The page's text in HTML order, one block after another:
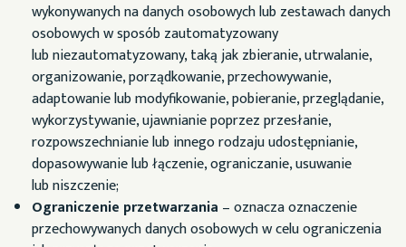
wykonywanych na danych osobowych lub zestawach danych
osobowych w sposób zautomatyzowany
lub niezautomatyzowany, taką jak zbieranie, utrwalanie,
organizowanie, porządkowanie, przechowywanie,
adaptowanie lub modyfikowanie, pobieranie, przeglądanie,
wykorzystywanie, ujawnianie poprzez przesłanie,
rozpowszechnianie lub innego rodzaju udostępnianie,
dopasowywanie lub łączenie, ograniczanie, usuwanie
lub niszczenie;
Ograniczenie przetwarzania – oznacza oznaczenie
przechowywanych danych osobowych w celu ograniczenia